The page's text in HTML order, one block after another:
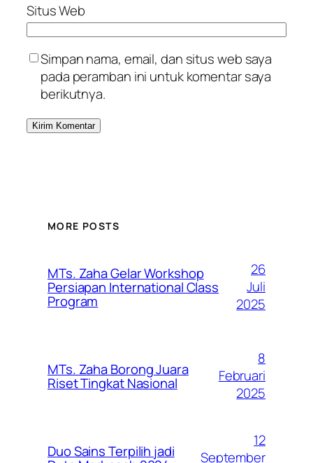
Situs Web
Simpan nama, email, dan situs web saya
pada peramban ini untuk komentar saya
berikutnya.
MORE POSTS
MTs. Zaha Gelar Workshop
Persiapan International Class
Program
26
Juli
2025
MTs. Zaha Borong Juara
Riset Tingkat Nasional
8
Februari
2025
Duo Sains Terpilih jadi
12
September